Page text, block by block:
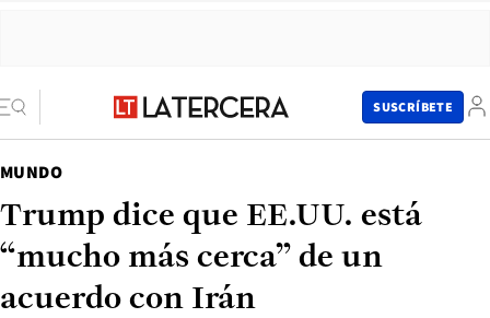
SUSCRÍBETE
MUNDO
Trump dice que EE.UU. está
“mucho más cerca” de un
acuerdo con Irán